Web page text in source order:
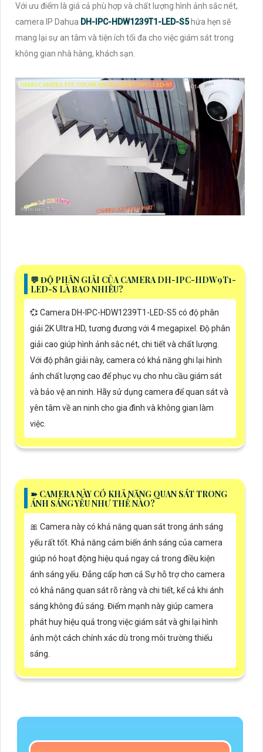
Với ưu điểm là giá cả phù hợp và chất lượng hình ảnh sắc nét,
camera IP Dahua DH-IPC-HDW1239T1-LED-S5hứa hẹn sẽ
mang lại sự an tâm và tiện ích tối đa cho việc giám sát trong
không gian nhà hàng, khách sạn.
️💬 ĐỘ PHÂN GIẢI CỦA CAMERA DH-IPC-HDW9T1-
LED-S LÀ BAO NHIÊU?
💞 Camera DH-IPC-HDW1239T1-LED-S5 có độ phân
giải 2K Ultra HD, tương đương với 4 megapixel. Độ phân
giải cao giúp hình ảnh sắc nét, chi tiết và chất lượng.
Với độ phân giải này, camera có khả năng ghi lại hình
ảnh chất lượng cao để phục vụ cho nhu cầu giám sát
và bảo vệ an ninh. Hãy sử dụng camera để quan sát và
yên tâm về an ninh cho gia đình và không gian làm
việc.
➽ CAMERA NÀY CÓ KHẢ NĂNG QUAN SÁT TRONG
ÁNH SÁNG YẾU NHƯ THẾ NÀO?
🎀 Camera này có khả năng quan sát trong ánh sáng
yếu rất tốt. Khả năng cảm biến ánh sáng của camera
giúp nó hoạt động hiệu quả ngay cả trong điều kiện
ánh sáng yếu. Đẳng cấp hơn cả Sự hỗ trợ cho camera
có khả năng quan sát rõ ràng và chi tiết, kể cả khi ánh
sáng không đủ sáng. Điểm mạnh này giúp camera
phát huy hiệu quả trong việc giám sát và ghi lại hình
ảnh một cách chính xác dù trong môi trường thiếu
sáng.